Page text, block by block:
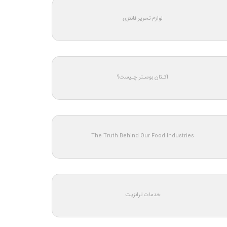
لوازم تحریر فانتزی
اکـتان بوسـتر چـیست؟
The Truth Behind Our Food Industries
خدمات ترانزیت